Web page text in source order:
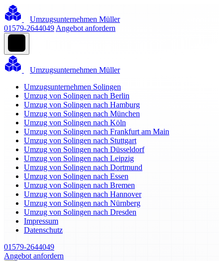
Umzugsunternehmen Müller
01579-2644049 Angebot anfordern
Umzugsunternehmen Müller
Umzugsunternehmen Solingen
Umzug von Solingen nach Berlin
Umzug von Solingen nach Hamburg
Umzug von Solingen nach München
Umzug von Solingen nach Köln
Umzug von Solingen nach Frankfurt am Main
Umzug von Solingen nach Stuttgart
Umzug von Solingen nach Düsseldorf
Umzug von Solingen nach Leipzig
Umzug von Solingen nach Dortmund
Umzug von Solingen nach Essen
Umzug von Solingen nach Bremen
Umzug von Solingen nach Hannover
Umzug von Solingen nach Nürnberg
Umzug von Solingen nach Dresden
Impressum
Datenschutz
01579-2644049
Angebot anfordern